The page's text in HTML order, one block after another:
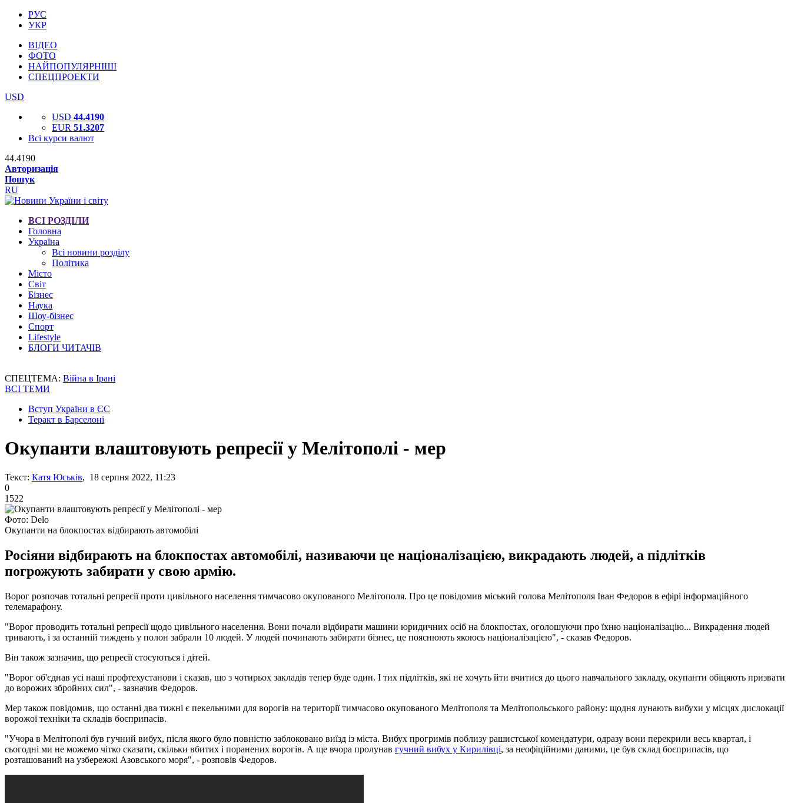
РУС
УКР
ВІДЕО
ФОТО
НАЙПОПУЛЯРНІШІ
СПЕЦПРОЕКТИ
USD
USD 44.4190
EUR 51.3207
Всі курси валют
44.4190
Авторизація
Пошук
RU
ВСІ РОЗДІЛИ
Головна
Україна
Всі новини розділу
Політика
Місто
Світ
Бізнес
Наука
Шоу-бізнес
Спорт
Lifestyle
БЛОГИ ЧИТАЧІВ
СПЕЦТЕМА: Війна в Ірані
ВСІ ТЕМИ
Вступ України в ЄС
Теракт в Барселоні
Окупанти влаштовують репресії у Мелітополі - мер
Текст: Катя Юськів, 18 серпня 2022, 11:23
0
1522
Фото: Delo
Окупанти на блокпостах відбирають автомобілі
Росіяни відбирають на блокпостах автомобілі, називаючи це націоналізацією, викрадають людей, а підлітків
погрожують забирати у свою армію.
Ворог розпочав тотальні репресії проти цивільного населення тимчасово окупованого Мелітополя. Про це повідомив міський голова Мелітополя Іван Федоров в ефірі інформаційного
телемарафону.
"Ворог проводить тотальні репресії щодо цивільного населення. Вони почали відбирати машини юридичних осіб на блокпостах, оголошуючи про їхню націоналізацію... Викрадення людей
тривають, і за останній тиждень у полон забрали 10 людей. У людей починають забирати бізнес, це пояснюють якоюсь націоналізацією", - сказав Федоров.
Він також зазначив, що репресії стосуються і дітей.
"Ворог об'єднав усі наші профтехустанови і сказав, що з чотирьох закладів тепер буде один. І тих підлітків, які не хочуть йти вчитися до цього навчального закладу, окупанти обіцяють призвати
до ворожих збройних сил", - зазначив Федоров.
Мер також повідомив, що останні два тижні є пекельними для ворогів на території тимчасово окупованого Мелітополя та Мелітопольського району: щодня лунають вибухи у місцях дислокації
ворожої техніки та складів боєприпасів.
"Учора в Мелітополі був гучний вибух, після якого було повністю заблоковано виїзд із міста. Вибух прогримів поблизу рашистської комендатури, одразу вони перекрили весь квартал, і
сьогодні ми не можемо чітко сказати, скільки вбитих і поранених ворогів. А ще вчора пролунав гучний вибух у Кирилівці, за неофіційними даними, це був склад боєприпасів, що
розташований на узбережжі Азовського моря", - розповів Федоров.